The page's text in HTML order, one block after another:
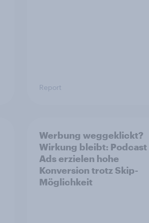
Report
Werbung weggeklickt?
Wirkung bleibt: Podcast
Ads erzielen hohe
Konversion trotz Skip-
Möglichkeit